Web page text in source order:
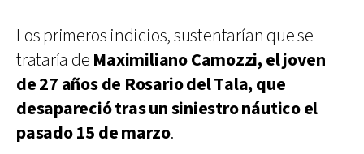
Los primeros indicios, sustentarían que se
trataría de Maximiliano Camozzi, el joven
de 27 años de Rosario del Tala, que
desapareció tras un siniestro náutico el
pasado 15 de marzo.